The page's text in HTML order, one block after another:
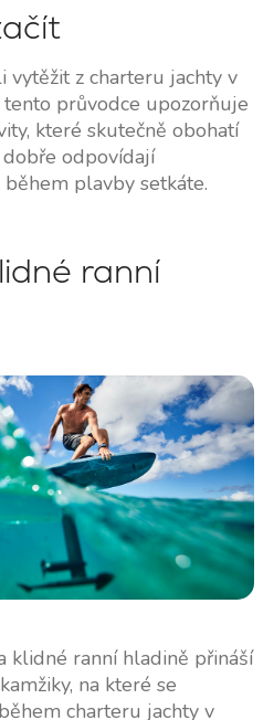
vytěžit z charteru jachty v
průvodce upozorňuje
které skutečně obohatí
odpovídají
plavby setkáte.
ranní
klidné ranní hladině přináší
na které se
charteru jachty v